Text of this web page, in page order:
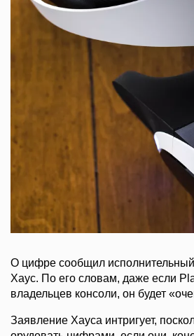
О цифре сообщил
Хаус. По его словам, даже если
владельцев консоли, он будет
Заявление Хауса интригует,